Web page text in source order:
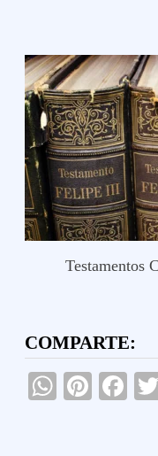
Testamentos
COMPARTE: